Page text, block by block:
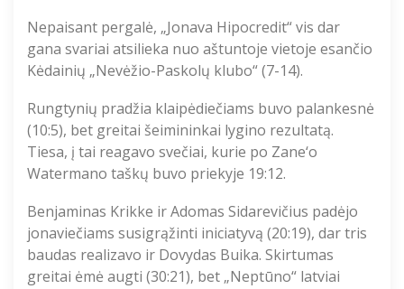
Nepaisant pergalė, „Jonava Hipocredit“ vis dar
gana svariai atsilieka nuo aštuntoje vietoje esančio
Kėdainių „Nevėžio-Paskolų klubo“ (7-14).
Rungtynių pradžia klaipėdiečiams buvo palankesnė
(10:5), bet greitai šeimininkai lygino rezultatą.
Tiesa, į tai reagavo svečiai, kurie po Zane‘o
Watermano taškų buvo priekyje 19:12.
Benjaminas Krikke ir Adomas Sidarevičius padėjo
jonaviečiams susigrąžinti iniciatyvą (20:19), dar tris
baudas realizavo ir Dovydas Buika. Skirtumas
greitai ėmė augti (30:21), bet „Neptūno“ latviai